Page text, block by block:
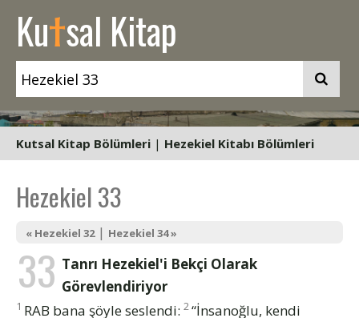
Kutsal Kitap
Kutsal Kitap Bölümleri | Hezekiel Kitabı Bölümleri
Hezekiel 33
« Hezekiel 32| Hezekiel 34 »
33 Tanrı Hezekiel'i Bekçi Olarak
Görevlendiriyor
1 RAB bana şöyle seslendi: 2“İnsanoğlu, kendi